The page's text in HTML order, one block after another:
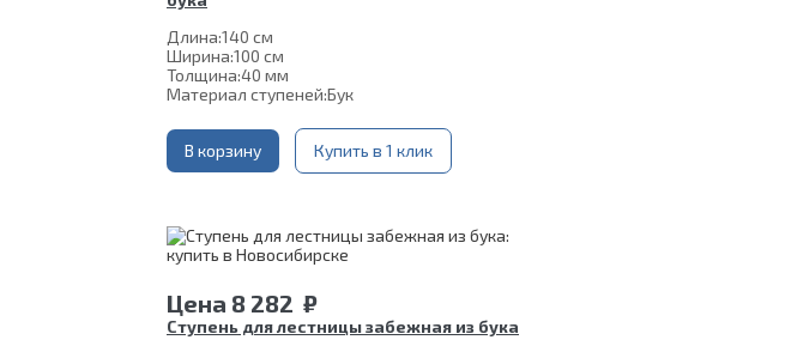
Длина:140 см
Ширина:100 см
Толщина:40 мм
Материал ступеней:Бук
В корзину Купить в 1 клик
Цена 8 282 ₽
Ступень для лестницы забежная из бука